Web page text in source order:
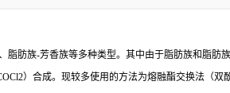
肪族-芳香族等多种类型。其中由于脂肪族和脂
）合成。现较多使用的方法为熔融酯交换法（双